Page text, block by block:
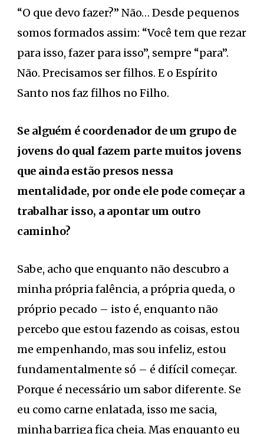
“O que devo fazer?” Não… Desde pequenos
somos formados assim: “Você tem que rezar
para isso, fazer para isso”, sempre “para”.
Não. Precisamos ser filhos. E o Espírito
Santo nos faz filhos no Filho.
Se alguém é coordenador de um grupo de
jovens do qual fazem parte muitos jovens
que ainda estão presos nessa
mentalidade, por onde ele pode começar a
trabalhar isso, a apontar um outro
caminho?
Sabe, acho que enquanto não descubro a
minha própria falência, a própria queda, o
próprio pecado – isto é, enquanto não
percebo que estou fazendo as coisas, estou
me empenhando, mas sou infeliz, estou
fundamentalmente só – é difícil começar.
Porque é necessário um sabor diferente. Se
eu como carne enlatada, isso me sacia,
minha barriga fica cheia. Mas enquanto eu